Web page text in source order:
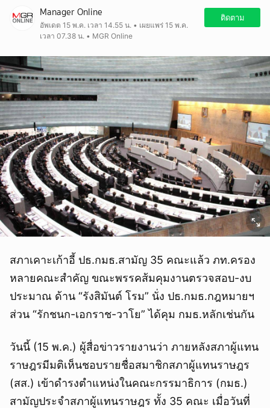
Manager Online
อัพเดต 15 พ.ค. เวลา 14.55 น. • เผยแพร่ 15 พ.ค.
เวลา 07.38 น. • MGR Online
ติดตาม
สภาเคาะเก้าอี้ ปธ.กมธ.สามัญ 35 คณะแล้ว ภท.ครอง
หลายคณะสำคัญ ขณะพรรคส้มคุมงานตรวจสอบ-งบ
ประมาณ ด้าน “รังสิมันต์ โรม” นั่ง ปธ.กมธ.กฎหมายฯ
ส่วน “รักชนก-เอกราช-วาโย” ได้คุม กมธ.หลักเช่นกัน
วันนี้ (15 พ.ค.) ผู้สื่อข่าวรายงานว่า ภายหลังสภาผู้แทน
ราษฎรมีมติเห็นชอบรายชื่อสมาชิกสภาผู้แทนราษฎร
(สส.) เข้าดำรงตำแหน่งในคณะกรรมาธิการ (กมธ.)
สามัญประจำสภาผู้แทนราษฎร ทั้ง 35 คณะ เมื่อวันที่